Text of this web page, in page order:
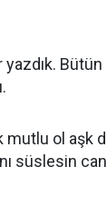
mutlu ol aşk
süslesin